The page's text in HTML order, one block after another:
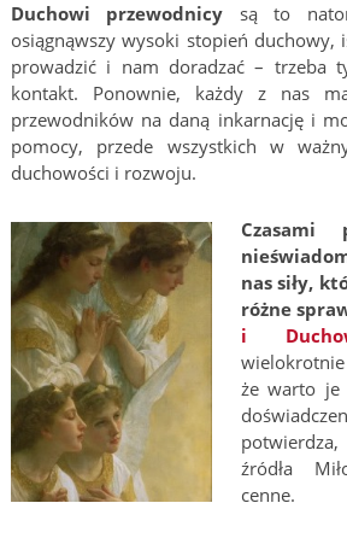
Duchowi przewodnicy są to
osiągnąwszy wysoki stopień duchowy,
prowadzić i nam doradzać – trzeba
kontakt. Ponownie, każdy z nas
przewodników na daną inkarnację i
pomocy, przede wszystkich w
duchowości i rozwoju.
Czasami
nas siły,
różne
i
że warto je
źródła
cenne.